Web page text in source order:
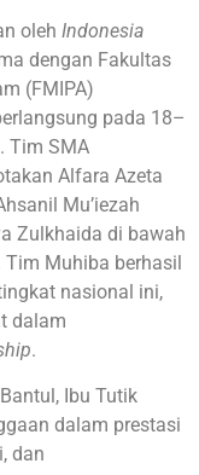
oleh Indonesia
dengan Fakultas
(FMIPA)
pada 18–
Tim SMA
Alfara Azeta
Mu’iezah
Zulkhaida di bawah
Tim Muhiba berhasil
nasional ini,
dalam
.
Ibu Tutik
dalam prestasi
dan